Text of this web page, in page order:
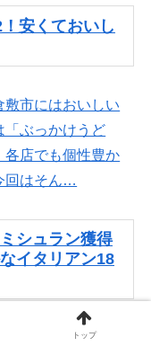
安くておいし
市にはおいしい
「ぶっかけうど
各店でも個性豊か
回はそん…
シュラン獲得
イタリアン18
提供してくれる
トップ